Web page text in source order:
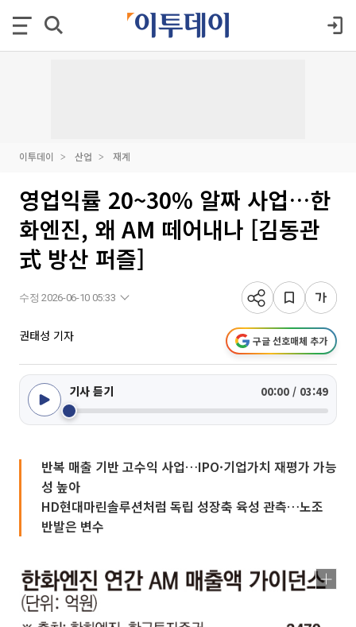
이투데이 산업 재계
영업익률 20~30% 알짜 사업…한
화엔진, 왜 AM 떼어내나 [김동관
式 방산 퍼즐]
수정 2026-06-10 05:33
권태성 기자 구글 선호매체 추가
기사 듣기 00:00 / 03:49
반복 매출 기반 고수익 사업…IPO·기업가치 재평가 가능
성 높아
HD현대마린솔루션처럼 독립 성장축 육성 관측…노조
반발은 변수